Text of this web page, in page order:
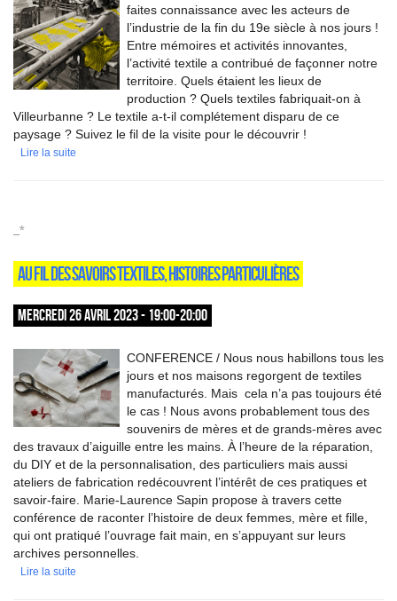
faites connaissance avec les acteurs de
l’industrie de la fin du 19e siècle à nos jours !
Entre mémoires et activités innovantes,
l’activité textile a contribué de façonner notre
territoire. Quels étaient les lieux de
production ? Quels textiles fabriquait-on à
Villeurbanne ? Le textile a-t-il complétement disparu de ce
paysage ? Suivez le fil de la visite pour le découvrir !
Lire la suite
_*
AU FIL DES SAVOIRS TEXTILES, HISTOIRES PARTICULIÈRES
MERCREDI 26 AVRIL 2023 - 19:00-20:00
CONFERENCE / Nous nous habillons tous les
jours et nos maisons regorgent de textiles
manufacturés. Mais cela n’a pas toujours été
le cas ! Nous avons probablement tous des
souvenirs de mères et de grands-mères avec
des travaux d’aiguille entre les mains. À l’heure de la réparation,
du DIY et de la personnalisation, des particuliers mais aussi
ateliers de fabrication redécouvrent l’intérêt de ces pratiques et
savoir-faire. Marie-Laurence Sapin propose à travers cette
conférence de raconter l’histoire de deux femmes, mère et fille,
qui ont pratiqué l’ouvrage fait main, en s’appuyant sur leurs
archives personnelles.
Lire la suite